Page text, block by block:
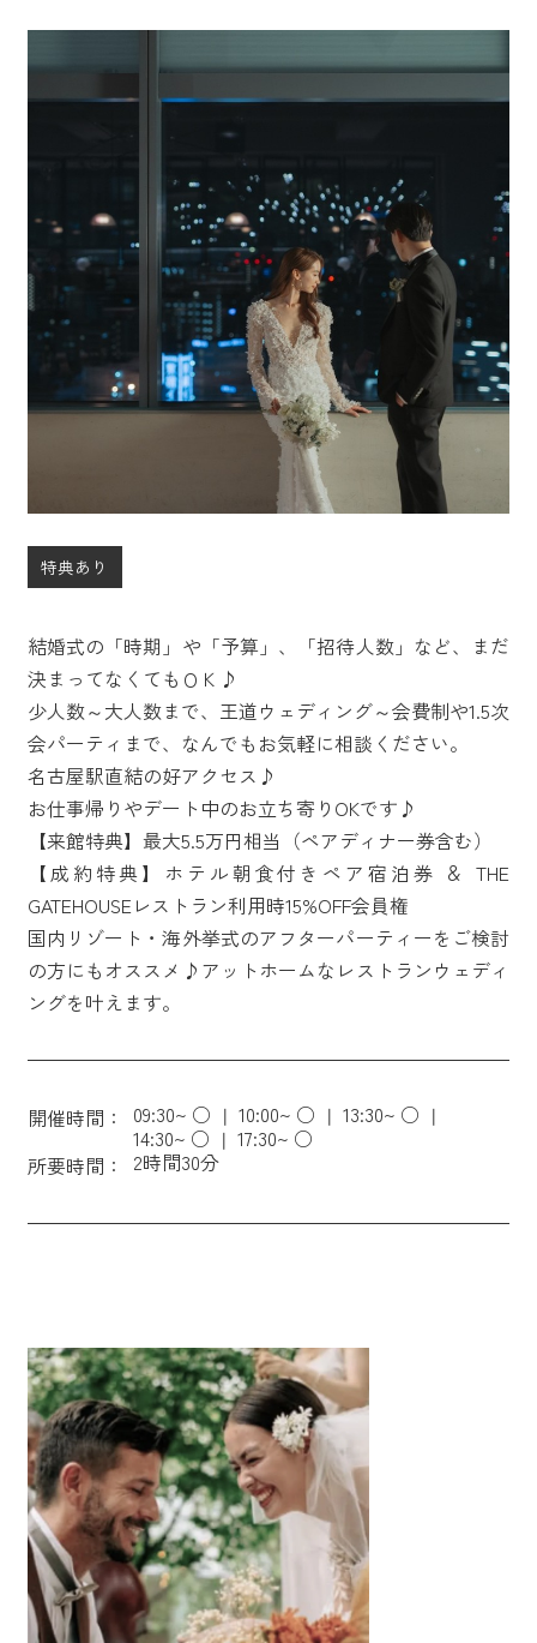
特典あり
結婚式の「時期」や「予算」、「招待人数」など、まだ
決まってなくてもＯＫ♪
少人数～大人数まで、王道ウェディング～会費制や1.5次
会パーティまで、なんでもお気軽に相談ください。
名古屋駅直結の好アクセス♪
お仕事帰りやデート中のお立ち寄りOKです♪
【来館特典】最大5.5万円相当（ペアディナー券含む）
【成約特典】ホテル朝食付きペア宿泊券 ＆ THE
GATEHOUSEレストラン利用時15%OFF会員権
国内リゾート・海外挙式のアフターパーティーをご検討
の方にもオススメ♪アットホームなレストランウェディ
ングを叶えます。
開催時間： 09:30~ ○ 10:00~ ○
13:30~ ○
14:30~ ○
17:30~ ○
所要時間：
2時間30分